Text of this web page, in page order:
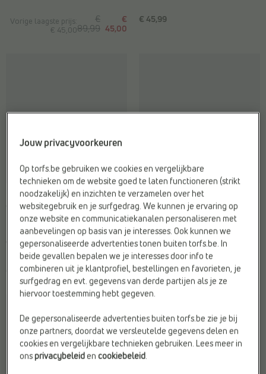
Vorige laagste prijs:
€ 45,00
€
89,99
€
45,00
€ 45,99
LAGE SNEAKERS
adidas
€ 69,99
Breedte zool:F - Normale voet
Merk:adidas
Web-Only:Ja
SPORTIEVE SNEAKERS
adidas
€ 69,99
Doelgroep:Dames
Geschikt voor steunzolen:
Materiaal:Stof
Jouw privacyvoorkeuren
Op torfs.be gebruiken we cookies en vergelijkbare
technieken om de website goed te laten functioneren (strikt
noodzakelijk) en inzichten te verzamelen over het
websitegebruik en je surfgedrag. We kunnen je ervaring op
onze website en communicatiekanalen personaliseren met
aanbevelingen op basis van je interesses. Ook kunnen we
gepersonaliseerde advertenties tonen buiten torfs.be. In
beide gevallen bepalen we je interesses door info te
combineren uit je klantprofiel, bestellingen en favorieten, je
surfgedrag en evt. gegevens van derde partijen als je ze
hiervoor toestemming hebt gegeven.
De gepersonaliseerde advertenties buiten torfs.be zie je bij
onze partners, doordat we versleutelde gegevens delen en
cookies en vergelijkbare technieken gebruiken. Lees meer in
onsprivacybeleidencookiebeleid.